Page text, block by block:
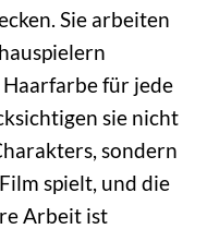
Sie arbeiten
für jede
sie nicht
sondern
spielt, und die
Arbeit ist